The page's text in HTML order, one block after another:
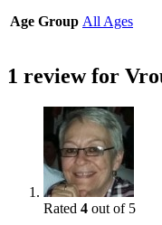
Age Group All Ages
1 review for
Rated 4 out of 5